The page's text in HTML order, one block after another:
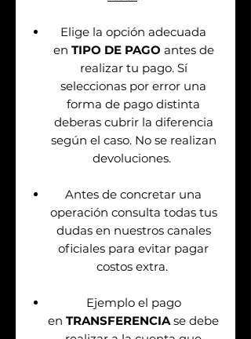
Elige la opción adecuada
en TIPO DE PAGO antes de
realizar tu pago. Sí
seleccionas por error una
forma de pago distinta
deberas cubrir la diferencia
según el caso. No se realizan
devoluciones.
Antes de concretar una
operación consulta todas tus
dudas en nuestros canales
oficiales para evitar pagar
costos extra.
Ejemplo el pago
en TRANSFERENCIAse debe